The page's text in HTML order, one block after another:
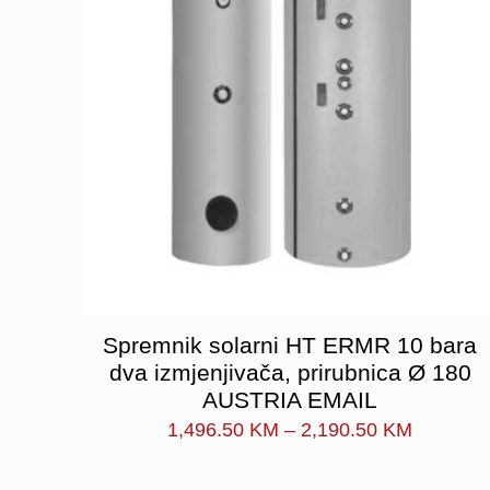
Spremnik solarni HT ERMR 10 bara
dva izmjenjivača, prirubnica Ø 180
AUSTRIA EMAIL
1,496.50 KM – 2,190.50 KM